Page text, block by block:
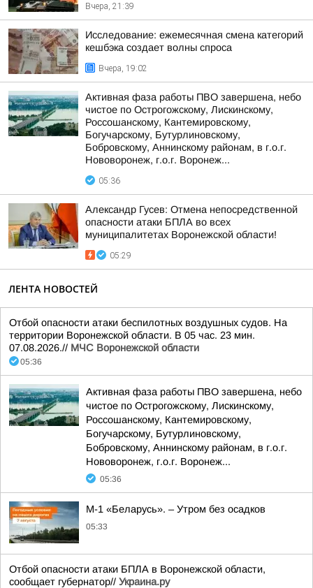
Вчера, 21:39
Исследование: ежемесячная смена категорий
кешбэка создает волны спроса
Вчера, 19:02
Активная фаза работы ПВО завершена, небо
чистое по Острогожскому, Лискинскому,
Россошанскому, Кантемировскому,
Богучарскому, Бутурлиновскому,
Бобровскому, Аннинскому районам, в г.о.г.
Нововоронеж, г.о.г. Воронеж...
05:36
Александр Гусев: Отмена непосредственной
опасности атаки БПЛА во всех
муниципалитетах Воронежской области!
05:29
ЛЕНТА НОВОСТЕЙ
Отбой опасности атаки беспилотных воздушных судов. На
территории Воронежской области. В 05 час. 23 мин.
07.08.2026.// МЧС Воронежской области
05:36
Активная фаза работы ПВО завершена, небо
чистое по Острогожскому, Лискинскому,
Россошанскому, Кантемировскому,
Богучарскому, Бутурлиновскому,
Бобровскому, Аннинскому районам, в г.о.г.
Нововоронеж, г.о.г. Воронеж...
05:36
М-1 «Беларусь». – Утром без осадков
05:33
Отбой опасности атаки БПЛА в Воронежской области,
сообщает губернатор// Украина.ру